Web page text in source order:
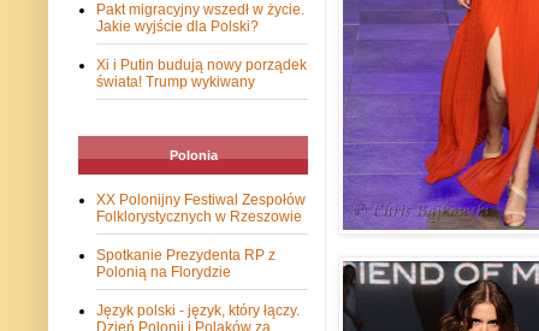
Pakt migracyjny wszedł w życie.
Jakie wyjście dla Polski?
Xi i Putin budują nowy porządek
świata! Trump wykiwany
Polonia
XX Polonijny Festiwal Zespołów
Folklorystycznych w Rzeszowie
Spotkanie Prezydenta RP z
Polonią na Florydzie
Język polski - język, który łączy.
Dzień Polonii i Polaków za